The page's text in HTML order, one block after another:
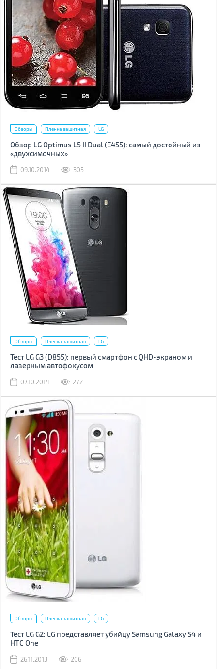
Обзоры Пленка защитная LG
Обзор LG Optimus L5 II Dual (Е455): самый достойный из
«двухсимочных»
09.10.2014 305
Обзоры Пленка защитная LG
Тест LG G3 (D855): первый смартфон с QHD-экраном и
лазерным автофокусом
07.10.2014 272
Обзоры Пленка защитная LG
Тест LG G2: LG представляет убийцу Samsung Galaxy S4 и
HTC One
26.11.2013 206